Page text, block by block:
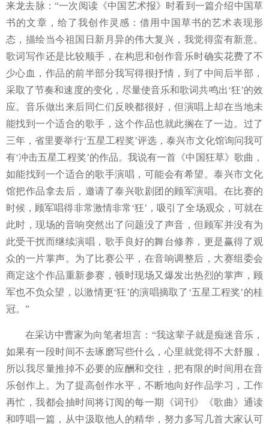
来龙去脉： “一次阅读《中国艺术报》时看到一篇介绍中国草
书的文章，给了我创作灵感：借用中国草书的艺术表现形
态，描绘当今祖国日新月异的伟大复兴，我觉得蛮有新意。
歌词写作还是比较顺手，在构思和创作音乐时确实花费了不
少心血，作品的前半部分我写得很抒情，到了中间后半部，
采取了节奏和速度的变化，尽量使音乐和歌词共鸣出‘狂’的效
应。音乐做出来后同仁们反映都很好，但演唱上却在当地未
能找到一个适合的歌手，这个作品也就此搁在了一边。过了
三年，省里要举行‘五星工程奖’评选，泰兴市文化馆询问我可
有‘冲击五星工程奖’的作品。我说有一首《中国狂草》歌曲，
如能找到一个适合的歌手演唱，可能会有希望。泰兴市文化
馆把作品拿去后，邀请了泰兴歌剧团的顾军演唱。在比赛的
时候，顾军唱得非常激情非常‘狂’，吸引了全场观众，可就在
此时，现场的音响突然出了问题没了声音，但顾军并没有为
此受干扰而继续演唱，歌手良好的舞台修养，更是赢得了观
众的一片掌声。为了比赛公平，在音响调整后，大赛组委会
商定这个作品重新参赛，顿时现场又爆发出热烈的掌声，顾
军也不负众望，以激情更‘狂’的演唱摘取了‘五星工程奖’的桂
冠。”
在采访中曹家为向笔者坦言： “我这辈子就是痴迷音乐，
如果有一段时间不去琢磨写些什么，心里就觉得不大舒服，
所以我尽量推掉不必要的应酬和交往，把有限的时间用在音
乐创作上。为了提高创作水平，不断地向好作品学习，工作
再忙，我都会抽时间将订阅的每一期《词刊》《歌曲》通读
和哼唱一篇，从中汲取他人的精华，努力多写几首大家认可